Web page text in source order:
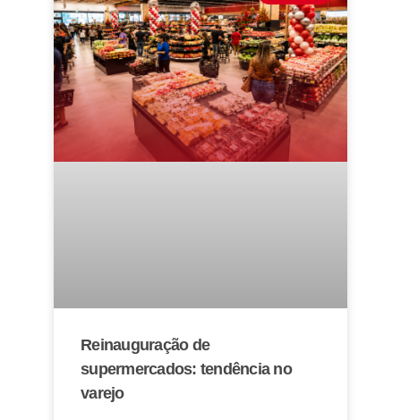
Reinauguração de
supermercados: tendência no
varejo